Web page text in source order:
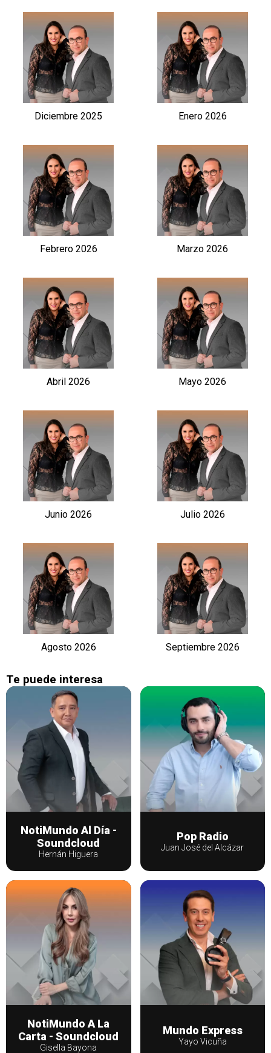
Diciembre 2025 Enero 2026
Febrero 2026 Marzo 2026
Abril 2026 Mayo 2026
Junio 2026 Julio 2026
Agosto 2026 Septiembre 2026
Te puede interesa
NotiMundo Al Día -
Soundcloud
Hernán Higuera
Pop Radio
Juan José del Alcázar
NotiMundo A La
Carta - Soundcloud
Gisella Bayona
Mundo Express
Yayo Vicuña